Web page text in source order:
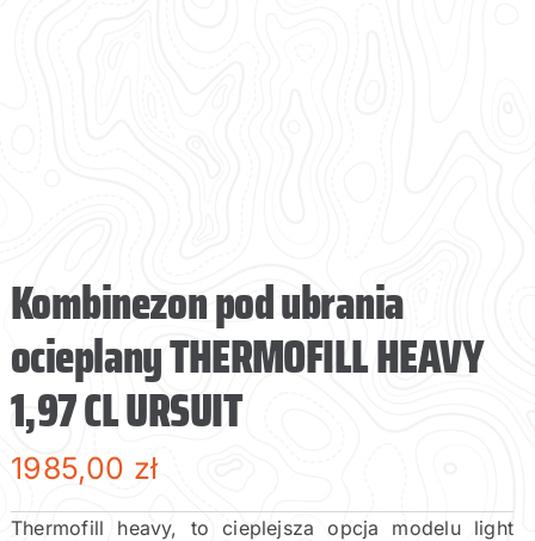
Kombinezon pod ubrania
ocieplany THERMOFILL HEAVY
1,97 CL URSUIT
1985,00 zł
Thermofill heavy, to cieplejsza opcja modelu light